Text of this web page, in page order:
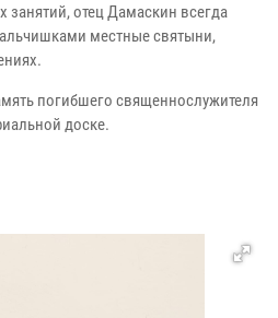
отец Дамаскин всегда
местные святыни,
погибшего священнослужителя
доске.